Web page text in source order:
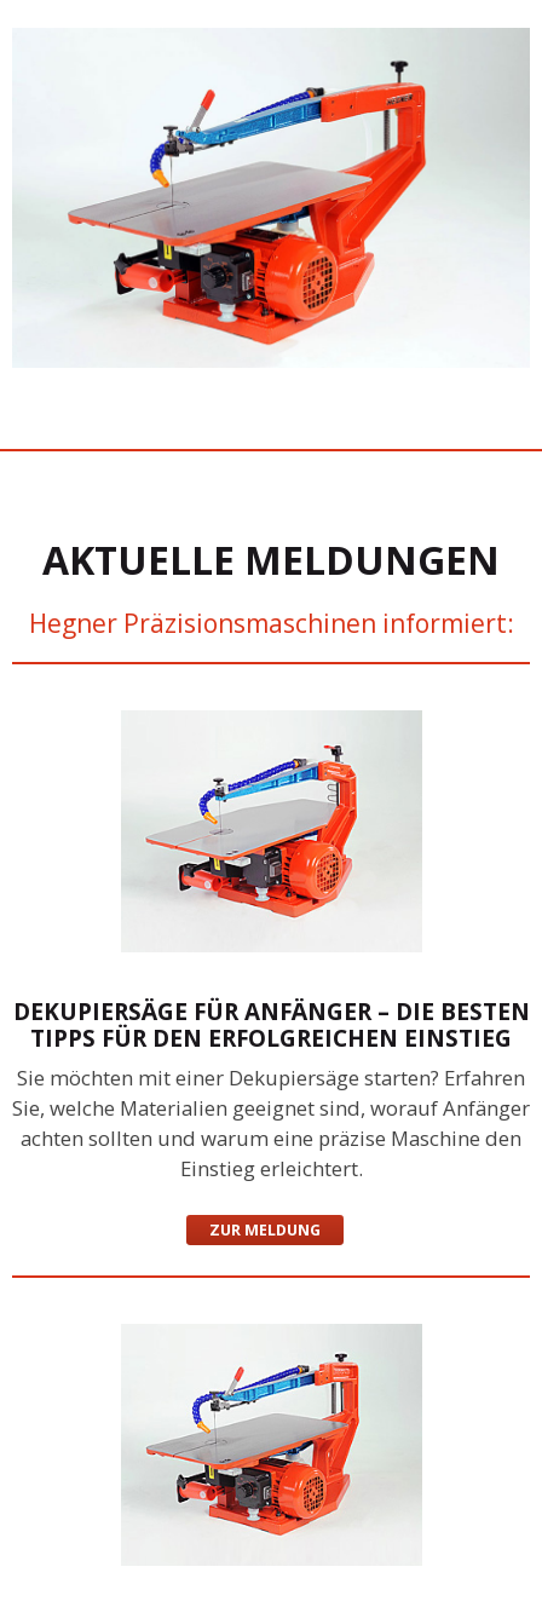
AKTUELLE MELDUNGEN
Hegner Präzisionsmaschinen informiert:
DEKUPIERSÄGE FÜR ANFÄNGER – DIE BESTEN
TIPPS FÜR DEN ERFOLGREICHEN EINSTIEG
Sie möchten mit einer Dekupiersäge starten? Erfahren
Sie, welche Materialien geeignet sind, worauf Anfänger
achten sollten und warum eine präzise Maschine den
Einstieg erleichtert.
ZUR MELDUNG